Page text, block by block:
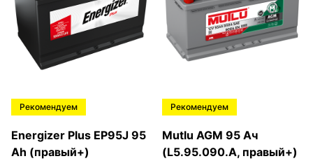
Рекомендуем
Energizer Plus EP95J 95
Ah (правый+)
Рекомендуем
Mutlu AGM 95 Ач
(L5.95.090.A, правый+)